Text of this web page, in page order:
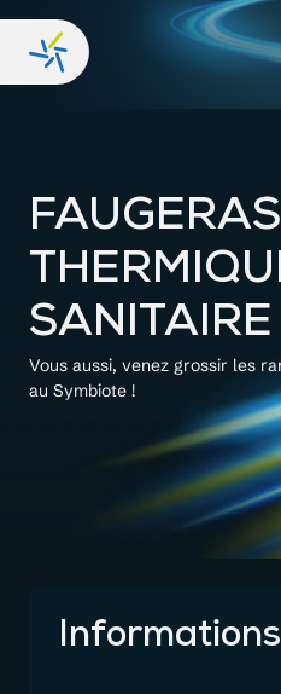
FAUGERAS
SANITAIRE
Vous aussi, venez grossir les
au Symbiote !
Informations